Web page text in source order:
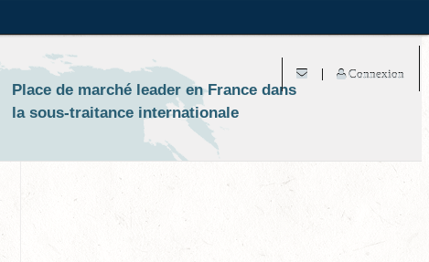
Connexion
Place de marché leader en France dans
la sous-traitance internationale